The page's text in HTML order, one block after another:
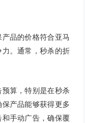
品的价格符合亚马
。通常，秒杀的折
算，特别是在秒杀
产品能够获得更多
手动广告，确保覆